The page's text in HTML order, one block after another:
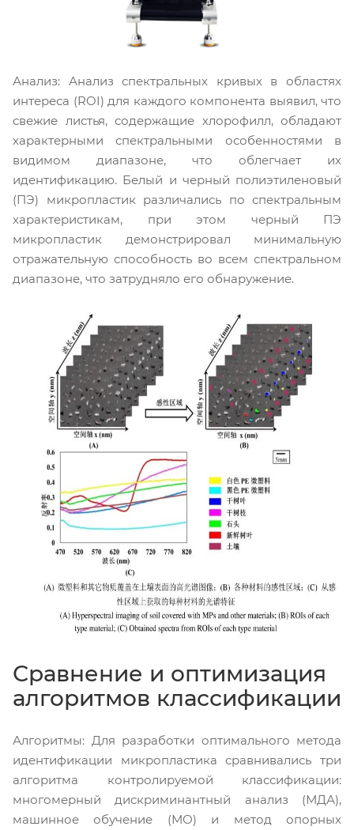
Анализ: Анализ спектральных кривых в областях
интереса (ROI) для каждого компонента выявил, что
свежие листья, содержащие хлорофилл, обладают
характерными спектральными особенностями в
видимом диапазоне, что облегчает их
идентификацию. Белый и черный полиэтиленовый
(ПЭ) микропластик различались по спектральным
характеристикам, при этом черный ПЭ
микропластик демонстрировал минимальную
отражательную способность во всем спектральном
диапазоне, что затрудняло его обнаружение.
Сравнение и оптимизация
алгоритмов классификации
Алгоритмы: Для разработки оптимального метода
идентификации микропластика сравнивались три
алгоритма контролируемой классификации:
многомерный дискриминантный анализ (МДА),
машинное обучение (МО) и метод опорных